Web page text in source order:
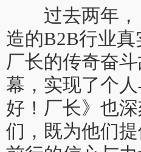
过去两年，
造的B2B行业
厂长的传奇奋
幕，实现了个
好！厂长》也
们，既为他们